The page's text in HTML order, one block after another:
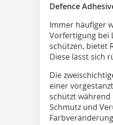
Defence
Immer häufiger
Vorfertigung bei
schützen, bietet
Diese lässt sich
Die
einer
schützt während
Schmutz und